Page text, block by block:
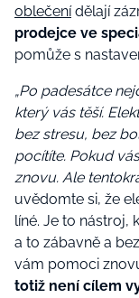
oblečenídělají
prodejce ve
pomůže s
„Po padesátce
který vás těší.
bez stresu, bez
pocítíte. Pokud
znovu. Ale
uvědomte si, že
líné. Je to nástroj,
a to zábavně a
vám pomoci
totiž není cílem